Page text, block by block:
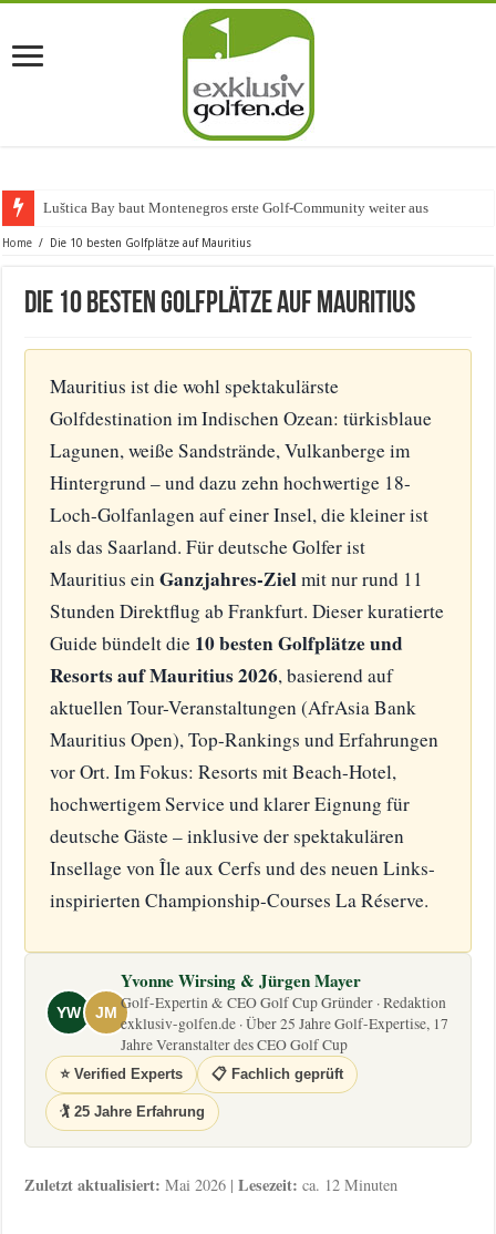
Der neue
Home / Die 10 besten Golfplätze auf Mauritius
Die 10 besten Golfplätze auf Mauritius
Mauritius ist die wohl spektakulärste
Golfdestination im Indischen Ozean: türkisblaue
Lagunen, weiße Sandstrände, Vulkanberge im
Hintergrund – und dazu zehn hochwertige 18-
Loch-Golfanlagen auf einer Insel, die kleiner ist
als das Saarland. Für deutsche Golfer ist
Mauritius einGanzjahres-Zielmit nur rund 11
Stunden Direktflug ab Frankfurt. Dieser kuratierte
Guide bündelt die 10 besten Golfplätze und
Resorts auf Mauritius 2026, basierend auf
aktuellen Tour-Veranstaltungen (AfrAsia Bank
Mauritius Open), Top-Rankings und Erfahrungen
vor Ort. Im Fokus: Resorts mit Beach-Hotel,
hochwertigem Service und klarer Eignung für
deutsche Gäste – inklusive der spektakulären
Insellage von Île aux Cerfs und des neuen Links-
inspirierten Championship-Courses La Réserve.
YW JM
Yvonne Wirsing & Jürgen Mayer
Golf-Expertin & CEO Golf Cup Gründer · Redaktion
exklusiv-golfen.de · Über 25 Jahre Golf-Expertise, 17
Jahre Veranstalter des CEO Golf Cup
⭐ Verified Experts 📋 Fachlich geprüft
🏌️ 25 Jahre Erfahrung
Zuletzt aktualisiert: Mai 2026 |Lesezeit: ca. 12 Minuten